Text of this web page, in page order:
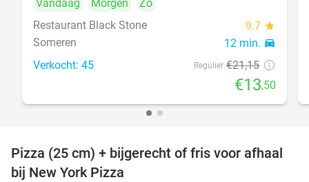
Vandaag Morgen
Zo
Restaurant Black Stone
9.7 star
Someren 12 min. directions_car
Verkocht: 45 Regulier €21,15
€13,50
60%
Pizza (25 cm) + bijgerecht of fris voor afhaal
bij New York Pizza